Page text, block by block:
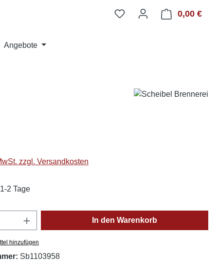
0,00 €
Angebote
zzgl. Versandkosten
2 Tage
Gib den gewünschten Wert ein
In den Warenkorb
hinzufügen
Sb1103958